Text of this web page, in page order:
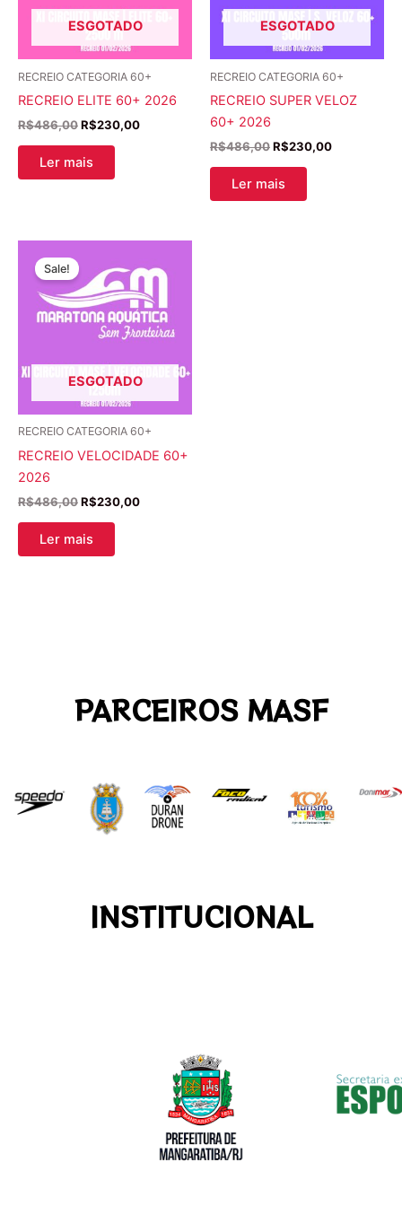
ESGOTADO
RECREIO CATEGORIA 60+
RECREIO ELITE 60+ 2026
R$486,00R$230,00
Ler mais
ESGOTADO
RECREIO CATEGORIA 60+
RECREIO SUPER VELOZ
60+ 2026
R$486,00R$230,00
Ler mais
ESGOTADO
Sale!
RECREIO CATEGORIA 60+
RECREIO VELOCIDADE 60+
2026
R$486,00
original
era:
R$486,00.
R$230,00
atual
é:
R$230,00.
Ler mais
PARCEIROS MASF
INSTITUCIONAL